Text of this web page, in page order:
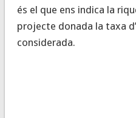
és el que ens indica la
projecte donada la taxa
considerada.